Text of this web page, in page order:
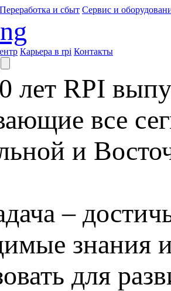
Переработка и сбыт Сервис и
Карьера в rpi Контакты
лет RPI
все
и
–
знания
для